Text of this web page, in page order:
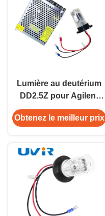
Lumière au deutérium
DD2.5Z pour Agilent
HPLC DAD/VWD D2
Obtenez le meilleur prix